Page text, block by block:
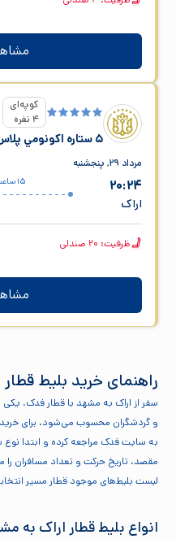
کوپه‌ای
4 نفره
5 ستاره اکونومي پلاس
مرداد ۲۹, پنجشنبه
20:24
اراک
15 ساعت و 36 دقیقه
ظرفیت: 20 صندلی
راهنمای خرید بلیط
سفر از اراک به مشهد با قطار فدک، یکی
و گردشگران محسوب می‌شود. برای
به سایت فدک مراجعه کرده و ابتدا
مقصد، تاریخ حرکت و تعداد مسافران
لیست بلیط‌های موجود قطار مسیر
انواع بلیط قطار اراک به